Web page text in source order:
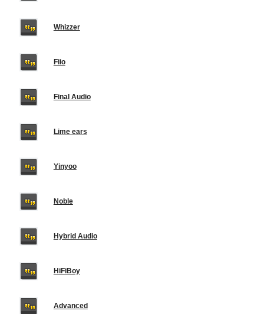
Whizzer
Fiio
Final Audio
Lime ears
Yinyoo
Noble
Hybrid Audio
HiFiBoy
Advanced